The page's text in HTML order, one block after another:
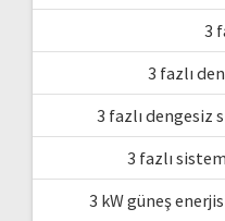
3
3 fazlı
3 fazlı dengesiz
3 fazlı
3 kW güneş